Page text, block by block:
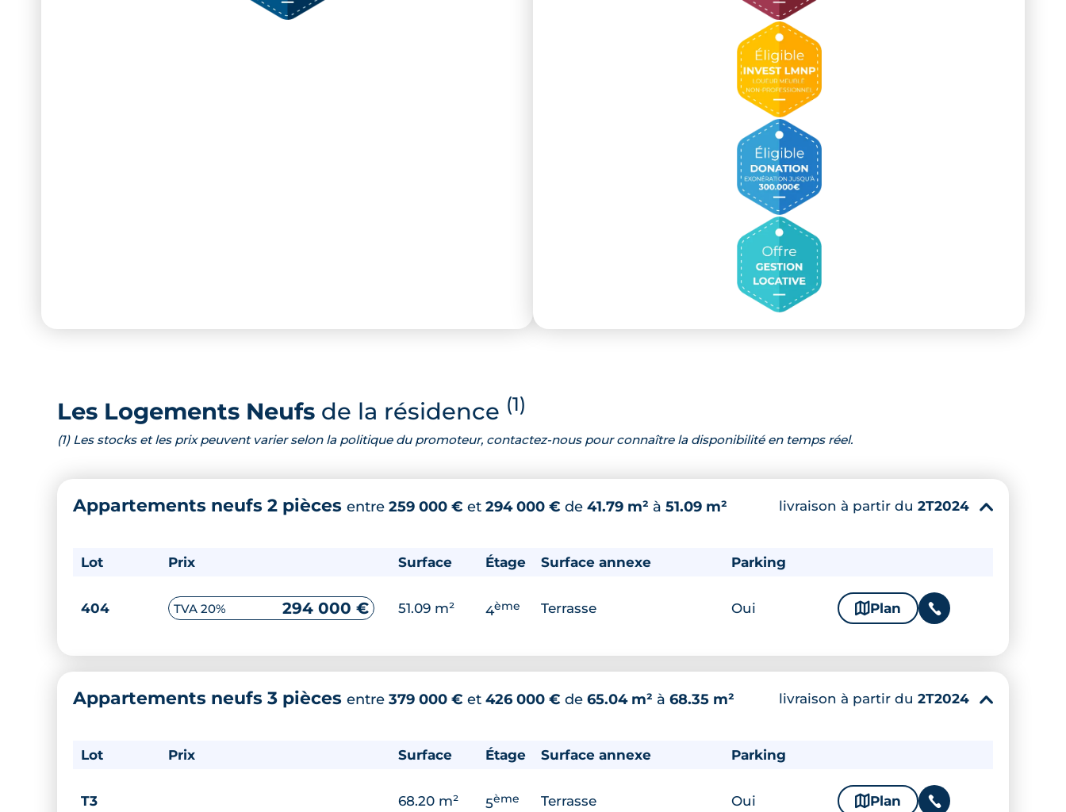
Les Logements Neufs de la résidence (1)
(1) Les stocks et les prix peuvent varier selon la politique du promoteur, contactez-nous pour connaître la disponibilité en temps réel.
Appartements neufs 2 pièces entre 259 000 € et 294 000 € de 41.79 m² à 51.09 m² livraison à partir du 2T2024 ▾
Lot Prix Surface Étage Surface annexe Parking
404 TVA 20% 294 000 € 51.09 m² 4ème Terrasse Oui 🗞 Plan 📞
Appartements neufs 3 pièces entre 379 000 € et 426 000 € de 65.04 m² à 68.35 m² livraison à partir du 2T2024 ▾
Lot Prix Surface Étage Surface annexe Parking
T3 68.20 m² 5ème Terrasse Oui 🗞 Plan 📞